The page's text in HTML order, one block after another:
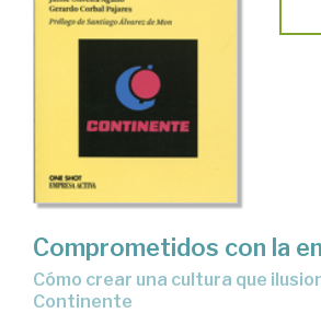
Comprometidos con la
cómo crear una cultura que ilusione. El caso
Continente